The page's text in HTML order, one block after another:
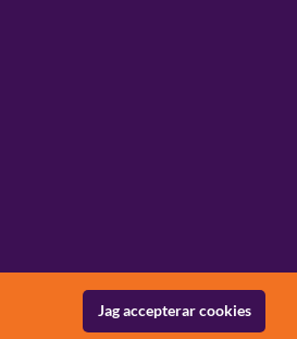
Jag accepterar cookies